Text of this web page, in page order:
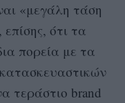
«μεγάλη τάση
ότι τα
πορεία με τα
τεράστιο brand